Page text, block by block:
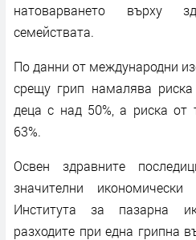
натоварването върху
семействата.
По данни от международни
срещу грип намалява
деца с над 50%, а риска
63%.
Освен здравните
значителни
Института за пазарна
разходите при една грипна